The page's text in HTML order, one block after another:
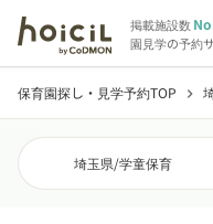
掲載施設数
園見学の予約
保育園探し・見学予約TOP chevron_right
埼玉県/学童保育